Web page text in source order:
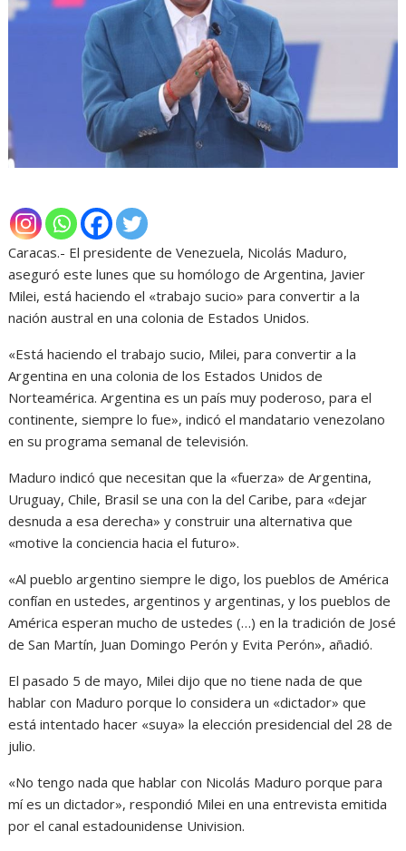
Caracas.- El presidente de Venezuela, Nicolás Maduro,
aseguró este lunes que su homólogo de Argentina, Javier
Milei, está haciendo el «trabajo sucio» para convertir a la
nación austral en una colonia de Estados Unidos.
«Está haciendo el trabajo sucio, Milei, para convertir a la
Argentina en una colonia de los Estados Unidos de
Norteamérica. Argentina es un país muy poderoso, para el
continente, siempre lo fue», indicó el mandatario venezolano
en su programa semanal de televisión.
Maduro indicó que necesitan que la «fuerza» de Argentina,
Uruguay, Chile, Brasil se una con la del Caribe, para «dejar
desnuda a esa derecha» y construir una alternativa que
«motive la conciencia hacia el futuro».
«Al pueblo argentino siempre le digo, los pueblos de América
confían en ustedes, argentinos y argentinas, y los pueblos de
América esperan mucho de ustedes (…) en la tradición de José
de San Martín, Juan Domingo Perón y Evita Perón», añadió.
El pasado 5 de mayo, Milei dijo que no tiene nada de que
hablar con Maduro porque lo considera un «dictador» que
está intentado hacer «suya» la elección presidencial del 28 de
julio.
«No tengo nada que hablar con Nicolás Maduro porque para
mí es un dictador», respondió Milei en una entrevista emitida
por el canal estadounidense Univision.